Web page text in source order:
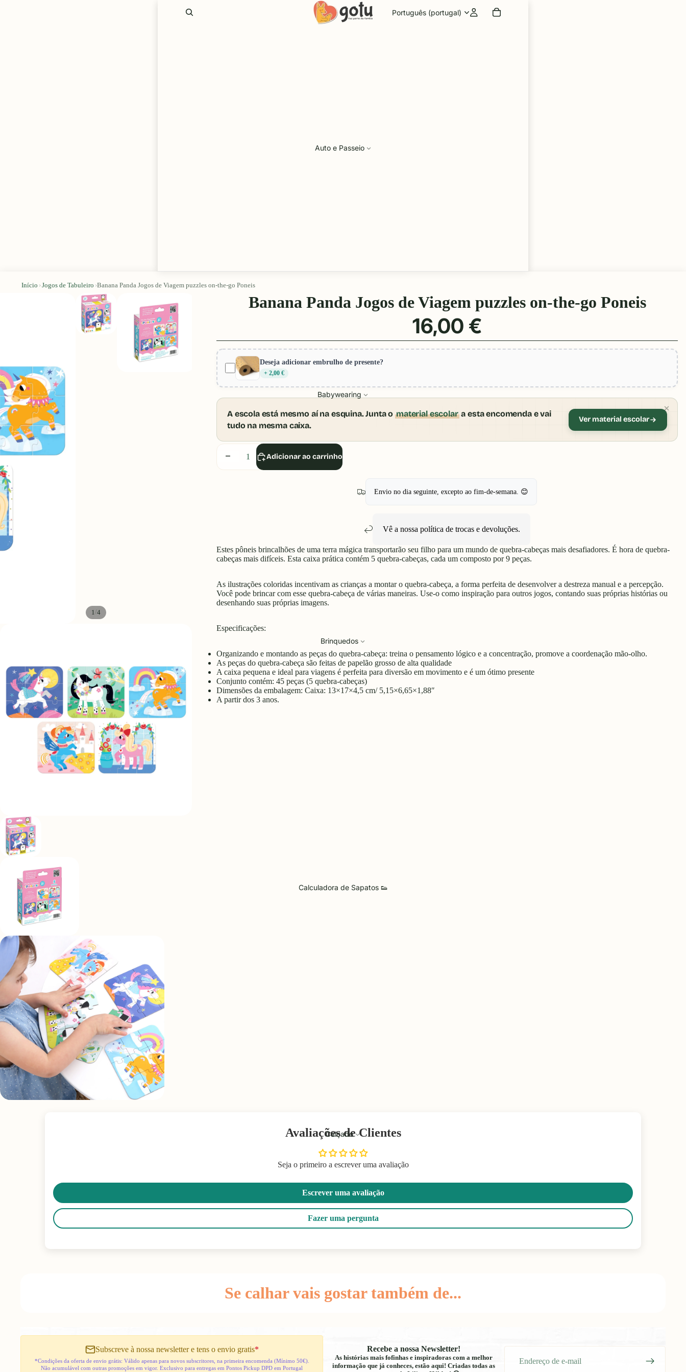
Idioma
Auto e Passeio
Babywearing
Brinquedos
Calculadora de Sapatos 👟
Calçado
Início ›Jogos de Tabuleiro ›Banana Panda Jogos de Viagem puzzles on-the-go Poneis
1/4
Banana Panda Jogos de Viagem puzzles on-the-go Poneis
16,00 €
Deseja adicionar embrulho de presente?
+ 2,00 €
Diminuir
quantidade
Aumentar
A escola está mesmo aí na esquina. Junta omaterial escolara esta encomenda e vai
tudo na mesma caixa.
Ver material escolar
Adicionar ao carrinho
Envio no dia seguinte, excepto ao fim-de-semana. 😊
Vê a nossa política de trocas e devoluções.
Estes pôneis brincalhões de uma terra mágica transportarão seu filho para um mundo de quebra-cabeças mais desafiadores. É hora de quebra-
cabeças mais difíceis. Esta caixa prática contém 5 quebra-cabeças, cada um composto por 9 peças.
As ilustrações coloridas incentivam as crianças a montar o quebra-cabeça, a forma perfeita de desenvolver a destreza manual e a percepção.
Você pode brincar com esse quebra-cabeça de várias maneiras. Use-o como inspiração para outros jogos, contando suas próprias histórias ou
desenhando suas próprias imagens.
Especificações:
Organizando e montando as peças do quebra-cabeça: treina o pensamento lógico e a concentração, promove a coordenação mão-olho.
As peças do quebra-cabeça são feitas de papelão grosso de alta qualidade
A caixa pequena e ideal para viagens é perfeita para diversão em movimento e é um ótimo presente
Conjunto contém: 45 peças (5 quebra-cabeças)
Dimensões da embalagem: Caixa: 13×17×4,5 cm/ 5,15×6,65×1,88″
A partir dos 3 anos.
Avaliações de Clientes
Seja o primeiro a escrever uma avaliação
Escrever uma avaliação
Fazer uma pergunta
Se calhar vais gostar também de...
Subscreve à nossa newsletter e tens o envio gratis*
*Condições da oferta de envio grátis: Válido apenas para novos subscritores, na primeira encomenda (Mínimo 50€).
Não acumulável com outras promoções em vigor. Exclusivo para entregas em Pontos Pickup DPD em Portugal
Recebe a nossa Newsletter!
As histórias mais fofinhas e inspiradoras com a melhor
informação que já conheces, estão aqui! Criadas todas as